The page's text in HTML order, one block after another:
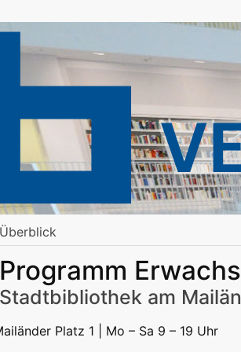
Überblick
am Mailänder Platz
Erwachsene Jugend | Freizeit Kinder |
Stadtteilbibliotheken
Erwachsene Jugend | Freizeit Kinder |
Podcast
Programm
Stadtbibliothek am
Platz 1 | Mo – Sa 9 – 19 Uhr